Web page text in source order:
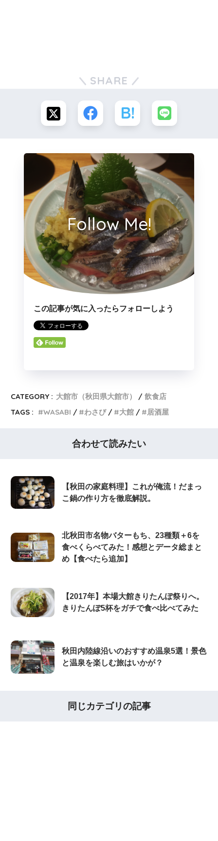
SHARE
Follow Me!
この記事が気に入ったらフォローしよう
CATEGORY : 大館市（秋田県大館市）
飲食店
TAGS :
WASABI わさび 大館 居酒屋
合わせて読みたい
【秋田の家庭料理】これが俺流！だまっ
こ鍋の作り方を徹底解説。
北秋田市名物バターもち、23種類＋6を
食べくらべてみた！感想とデータ総まと
め【食べたら追加】
【2017年】本場大館きりたんぽ祭りへ。
きりたんぽ5杯をガチで食べ比べてみた
秋田内陸線沿いのおすすめ温泉5選！景色
と温泉を楽しむ旅はいかが？
同じカテゴリの記事